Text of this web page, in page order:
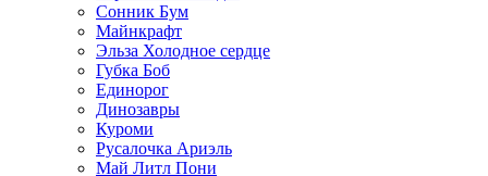
Сонник Бум
Майнкрафт
Эльза Холодное сердце
Губка Боб
Единорог
Динозавры
Куроми
Русалочка Ариэль
Май Литл Пони